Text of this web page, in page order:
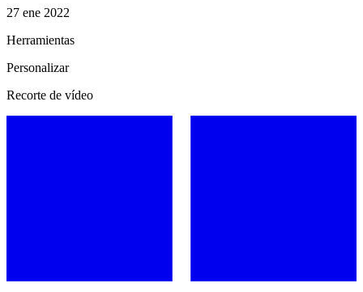
27 ene 2022
Herramientas
Personalizar
Recorte de vídeo